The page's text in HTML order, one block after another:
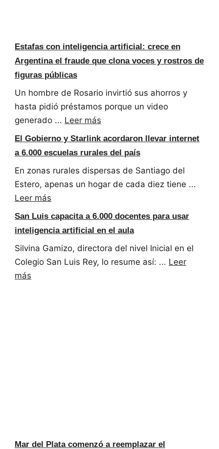
Estafas con inteligencia artificial: crece en
Argentina el fraude que clona voces y rostros de
figuras públicas
Un hombre de Rosario invirtió sus ahorros y
hasta pidió préstamos porque un video
generado ... Leer más
El Gobierno y Starlink acordaron llevar internet
a 6.000 escuelas rurales del país
En zonas rurales dispersas de Santiago del
Estero, apenas un hogar de cada diez tiene ...
Leer más
San Luis capacita a 6.000 docentes para usar
inteligencia artificial en el aula
Silvina Gamizo, directora del nivel Inicial en el
Colegio San Luis Rey, lo resume así: ... Leer
más
Mar del Plata comenzó a reemplazar el